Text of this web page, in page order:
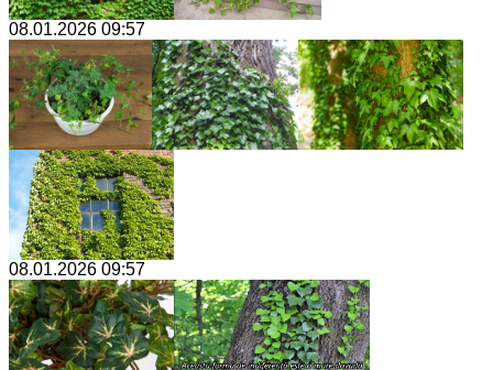
08.01.2026 09:57
08.01.2026 09:57